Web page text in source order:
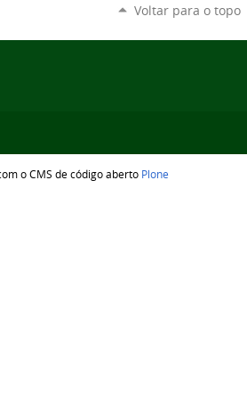
Voltar para o topo
o CMS de código aberto Plone